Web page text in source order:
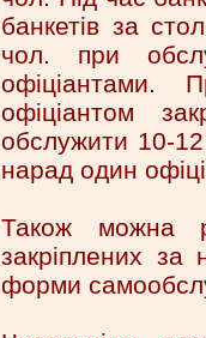
банкетів за
чол. при
офіціантами.
офіціантом
обслужити 10-12
нарад один
Також можна
закріплених за
форми